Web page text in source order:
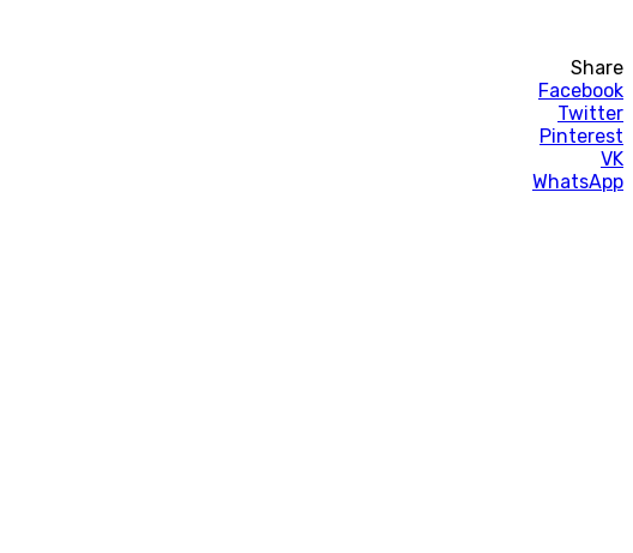
Share
Facebook
Twitter
Pinterest
VK
WhatsApp